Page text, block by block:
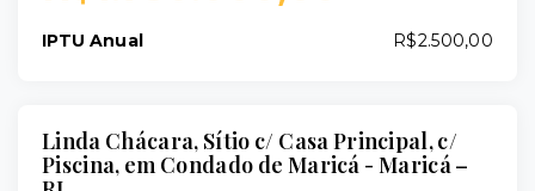
IPTU Anual R$2.500,00
Linda Chácara, Sítio c/ Casa Principal, c/
Piscina, em Condado de Maricá - Maricá –